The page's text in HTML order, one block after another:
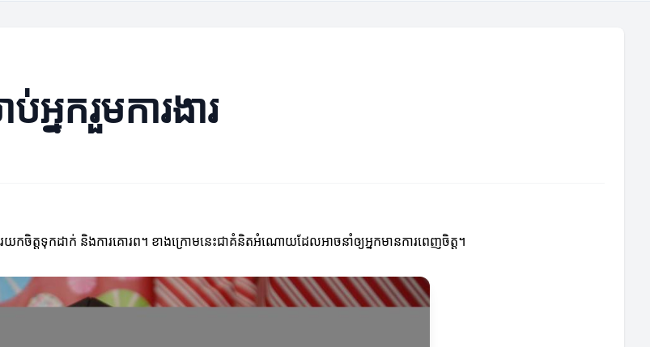
នករួមការងារ
យកចិត្តទុកដាក់ និងការគោរព។ ខាងក្រោមនេះជាគំនិតអំណោយដែលអាចនាំឲ្យអ្នកមានការពេញចិត្ត។